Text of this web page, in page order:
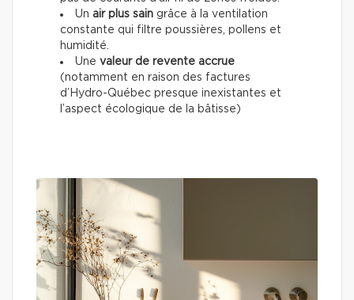
Un air plus sain grâce à la ventilation
constante qui filtre poussières, pollens et
humidité.
Une valeur de revente accrue
(notamment en raison des factures
d’Hydro-Québec presque inexistantes et
l’aspect écologique de la bâtisse)